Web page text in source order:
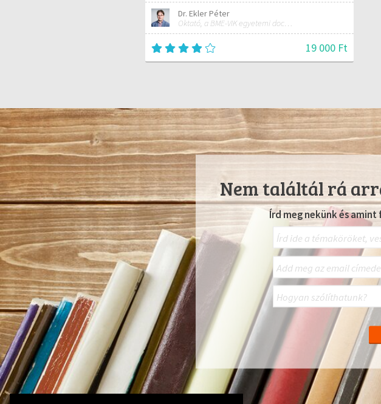
Dr. Ekler Péter
Oktató, a BME-VIK egyetemi docense, az AutSoft Zrt. CTO-ja
19 000 Ft
Nem találtál rá
Írd meg nekünk és